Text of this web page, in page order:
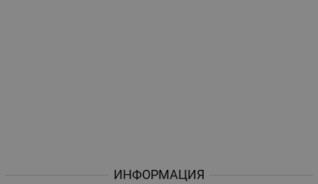
ИНФОРМАЦИЯ